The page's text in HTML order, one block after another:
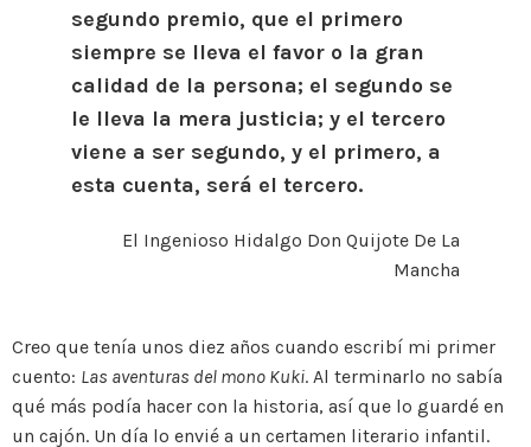
segundo premio, que el primero
siempre se lleva el favor o la gran
calidad de la persona; el segundo se
le lleva la mera justicia; y el tercero
viene a ser segundo, y el primero, a
esta cuenta, será el tercero.
El Ingenioso Hidalgo Don Quijote De La
Mancha
Creo que tenía unos diez años cuando escribí mi primer
cuento: Las aventuras del mono Kuki. Al terminarlo no sabía
qué más podía hacer con la historia, así que lo guardé en
un cajón. Un día lo envié a un certamen literario infantil.